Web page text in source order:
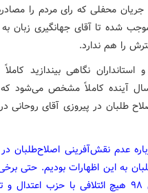
محفلی که رای مردم را
شده تا آقای جهانگیری زبان به
را هم ندارد.
استانداران نگاهی بیندازید
سال آینده کاملاً مشخص می‌شود
طلبان در پیروزی آقای روحانی
عدم نقش‌آفرینی اصلاح‌طلبان در
به این اظهارات بودیم. حتی
اعلام کردند که اصلاح‌طلبان در سال ۹۸ هیچ ائتلافی